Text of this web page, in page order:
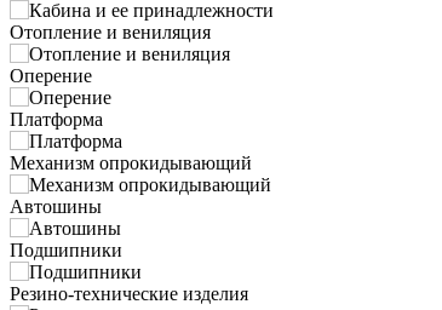
Отопление и вениляция
Оперение
Платформа
Механизм опрокидывающий
Автошины
Подшипники
Резино-технические изделия